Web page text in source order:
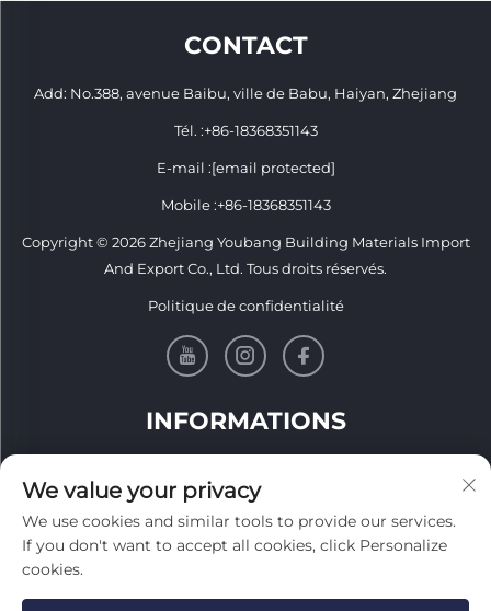
CONTACT
Add: No.388, avenue Baibu, ville de Babu, Haiyan, Zhejiang
Tél. :+86-18368351143
E-mail :[email protected]
Mobile :+86-18368351143
Copyright © 2026 Zhejiang Youbang Building Materials Import
And Export Co., Ltd. Tous droits réservés.
Politique de confidentialité
INFORMATIONS
We value your privacy
We use cookies and similar tools to provide our services.
If you don't want to accept all cookies, click Personalize
cookies.